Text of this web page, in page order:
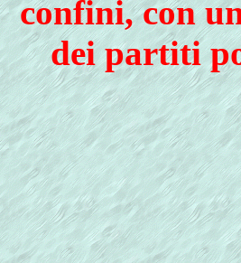
confini, con
dei partiti